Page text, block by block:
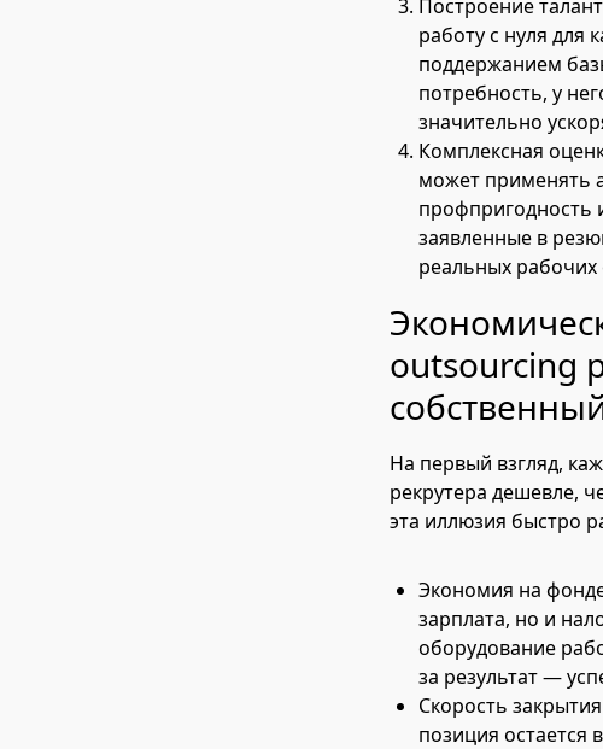
Построение
работу с нуля для
поддержанием
потребность, у
значительно
Комплексная
может применять
профпригодность
заявленные в
реальных рабочих
outsourcing
На первый взгляд,
рекрутера дешевле,
эта иллюзия быстро
Экономия на
зарплата, но и
оборудование
за результат —
Скорость
позиция остается